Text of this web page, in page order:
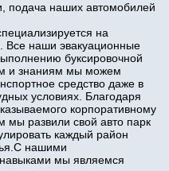
подача наших автомобилей
на
Все наши эвакуационные
буксировочной
и знаниям мы можем
средство даже в
условиях. Благодаря
корпоративному
мы развили свой авто парк
каждый район
нашими
мы являемся